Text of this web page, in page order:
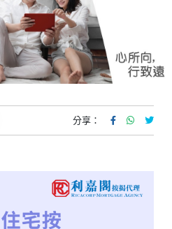
分享：